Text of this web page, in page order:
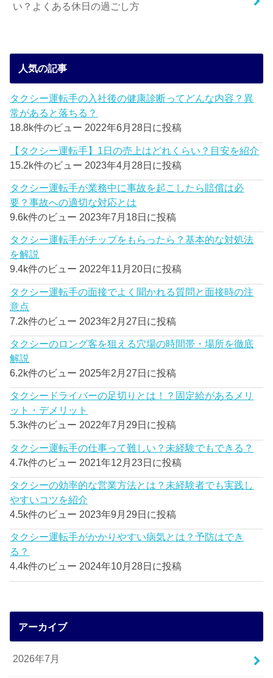
い？よくある休日の過ごし方
人気の記事
タクシー運転手の入社後の健康診断ってどんな内容？異
常があると落ちる？
18.8k件のビュー 2022年6月28日に投稿
【タクシー運転手】1日の売上はどれくらい？目安を紹介
15.2k件のビュー 2023年4月28日に投稿
タクシー運転手が業務中に事故を起こしたら賠償は必
要？事故への適切な対応とは
9.6k件のビュー 2023年7月18日に投稿
タクシー運転手がチップをもらったら？基本的な対処法
を解説
9.4k件のビュー 2022年11月20日に投稿
タクシー運転手の面接でよく聞かれる質問と面接時の注
意点
7.2k件のビュー 2023年2月27日に投稿
タクシーのロング客を狙える穴場の時間帯・場所を徹底
解説
6.2k件のビュー 2025年2月27日に投稿
タクシードライバーの足切りとは！？固定給があるメリ
ット・デメリット
5.3k件のビュー 2022年7月29日に投稿
タクシー運転手の仕事って難しい？未経験でもできる？
4.7k件のビュー 2021年12月23日に投稿
タクシーの効率的な営業方法とは？未経験者でも実践し
やすいコツを紹介
4.5k件のビュー 2023年9月29日に投稿
タクシー運転手がかかりやすい病気とは？予防はでき
る？
4.4k件のビュー 2024年10月28日に投稿
アーカイブ
2026年7月